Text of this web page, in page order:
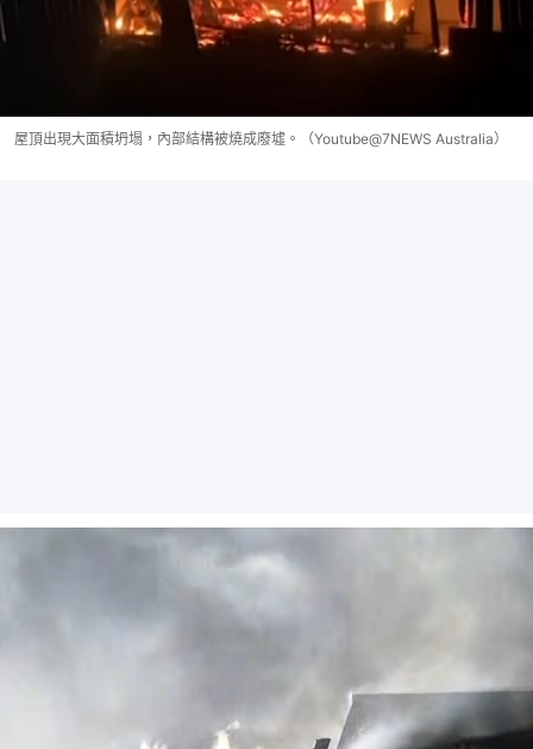
屋頂出現大面積坍塌，內部結構被燒成廢墟。（Youtube@7NEWS Australia）